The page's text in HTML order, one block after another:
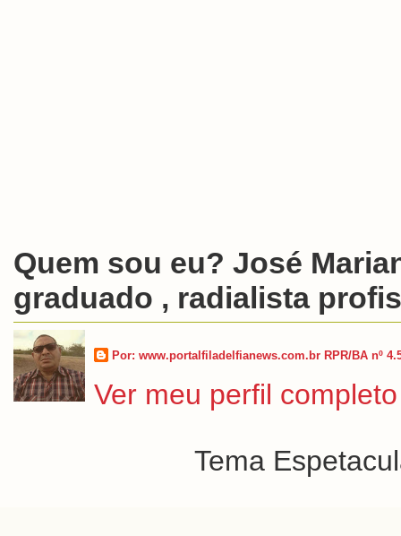
Quem sou eu? José
graduado , radialista
Por: www.portalfiladelfianews.com.br RPR/BA nº
Ver meu perfil completo
Tema